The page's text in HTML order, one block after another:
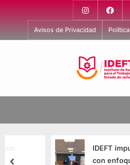
Avisos de Privacidad
i
t
para
IDEFT impulsa
con enfoque social